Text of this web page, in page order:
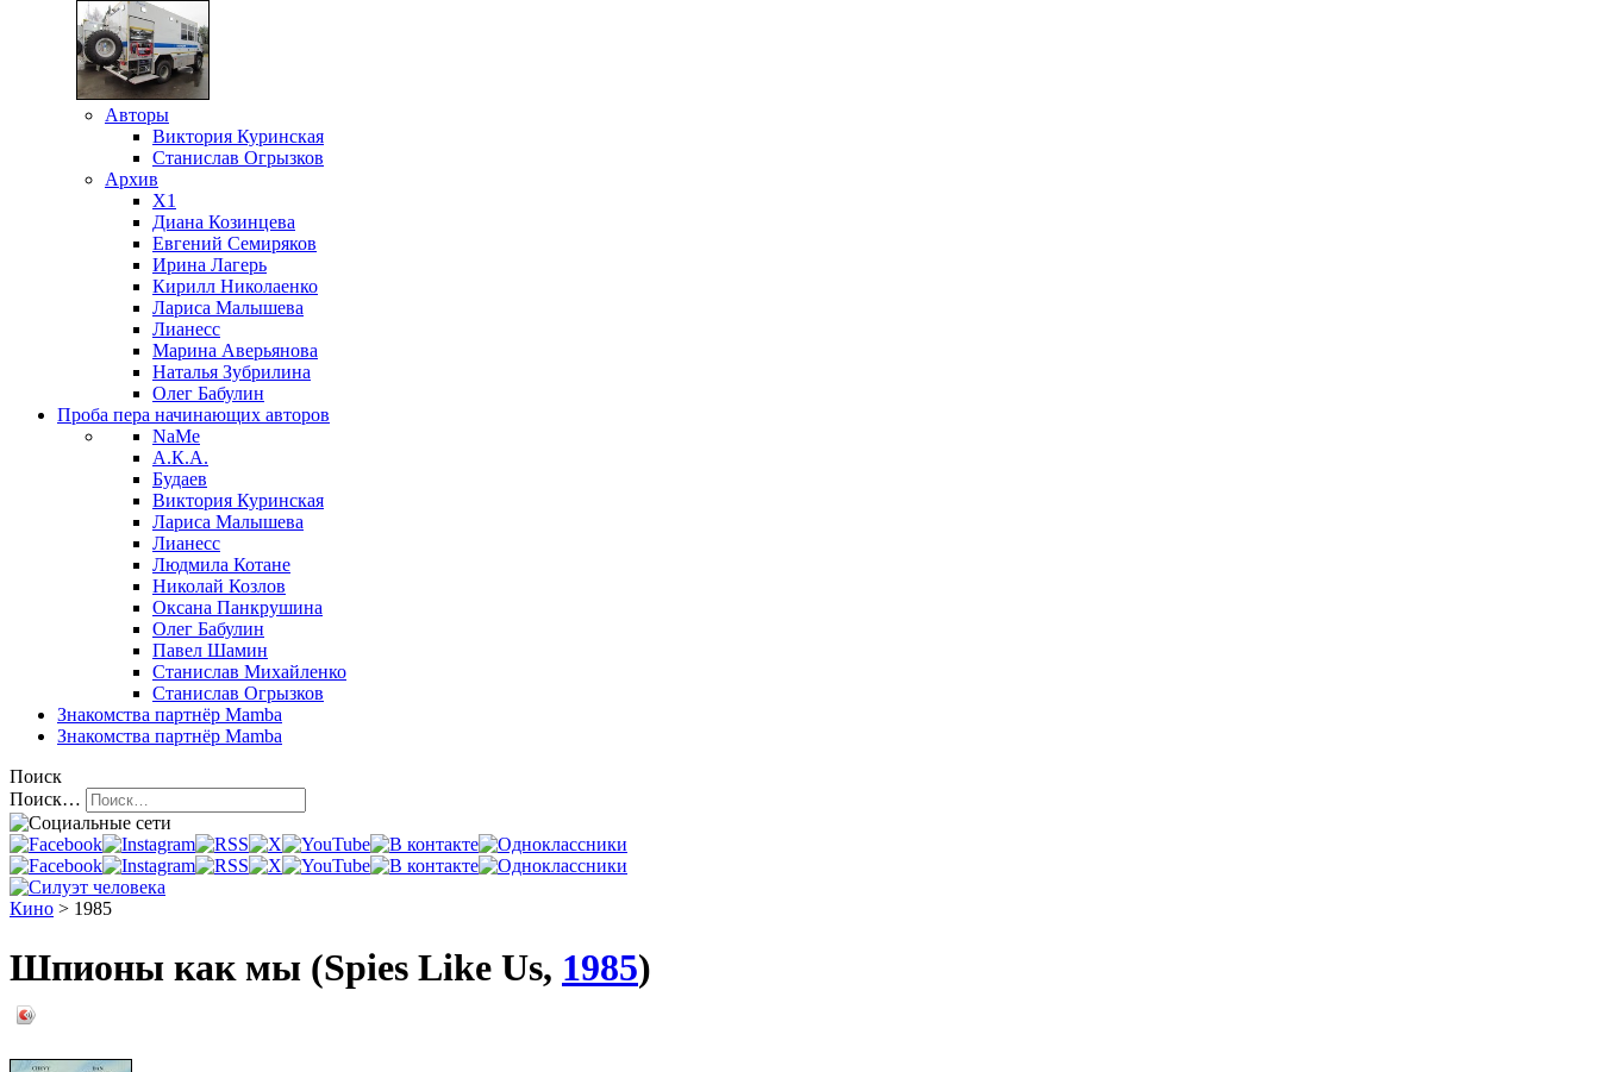
Авторы
Виктория Куринская
Станислав Огрызков
Архив
X1
Диана Козинцева
Евгений Семиряков
Ирина Лагерь
Кирилл Николаенко
Лариса Малышева
Лианесс
Марина Аверьянова
Наталья Зубрилина
Олег Бабулин
Проба пера начинающих авторов
NaMe
А.К.А.
Будаев
Виктория Куринская
Лариса Малышева
Лианесс
Людмила Котане
Николай Козлов
Оксана Панкрушина
Олег Бабулин
Павел Шамин
Станислав Михайленко
Станислав Огрызков
Знакомства партнёр Mamba
Знакомства партнёр Mamba
Поиск
Поиск…
Кино > 1985
Шпионы как мы (Spies Like Us, 1985)